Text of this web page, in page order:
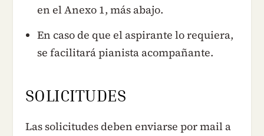
en el Anexo 1, más abajo.
En caso de que el aspirante lo requiera,
se facilitará pianista acompañante.
SOLICITUDES
Las solicitudes deben enviarse por mail a